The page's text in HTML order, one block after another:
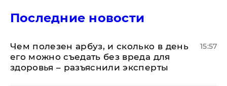
Последние новости
Чем полезен арбуз, и сколько в день
его можно съедать без вреда для
здоровья – разъяснили эксперты
15:57